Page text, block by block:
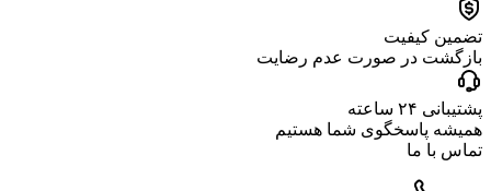
تضمین کیفیت
بازگشت در صورت عدم رضایت
پشتیبانی ۲۴ ساعته
همیشه پاسخگوی شما هستیم
تماس با ما